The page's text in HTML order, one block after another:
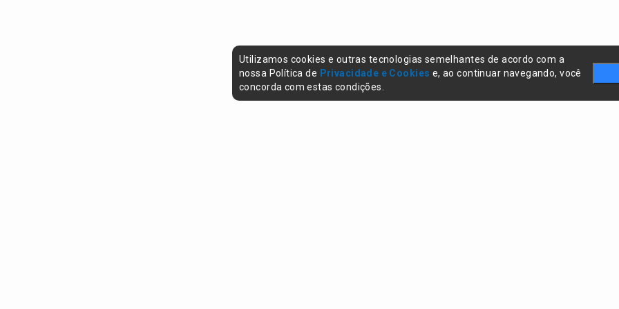
Utilizamos cookies e outras tecnologias semelhantes de acordo com a
nossa Política de Privacidade e Cookies e, ao continuar navegando, você
concorda com estas condições.